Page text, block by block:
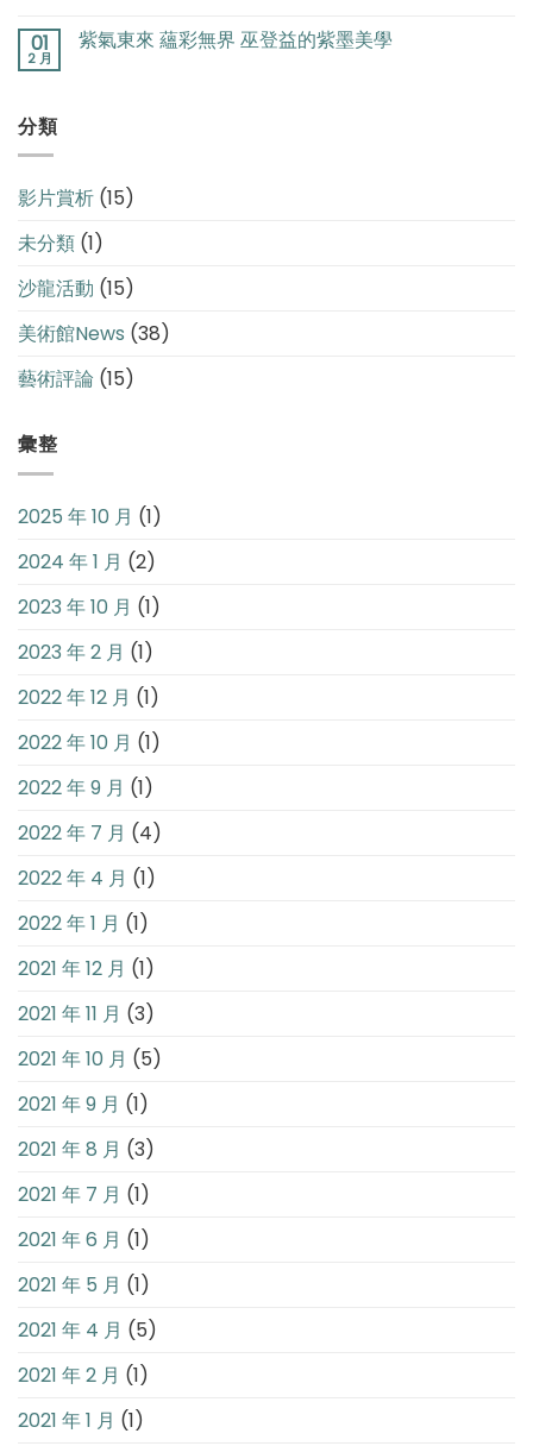
開
01
2 月
紫氣東來 蘊彩無界 巫登益的紫墨美學
分類
影片賞析 (15)
未分類 (1)
沙龍活動 (15)
美術館News (38)
藝術評論 (15)
彙整
2025 年 10 月 (1)
2024 年 1 月 (2)
2023 年 10 月 (1)
2023 年 2 月 (1)
2022 年 12 月 (1)
2022 年 10 月 (1)
2022 年 9 月 (1)
2022 年 7 月 (4)
2022 年 4 月 (1)
2022 年 1 月 (1)
2021 年 12 月 (1)
2021 年 11 月 (3)
2021 年 10 月 (5)
2021 年 9 月 (1)
2021 年 8 月 (3)
2021 年 7 月 (1)
2021 年 6 月 (1)
2021 年 5 月 (1)
2021 年 4 月 (5)
2021 年 2 月 (1)
2021 年 1 月 (1)